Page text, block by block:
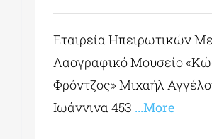
Εταιρεία Ηπειρωτικών
Λαογραφικό Μουσείο
Φρόντζος» Μιχαήλ
Ιωάννινα 453 ...More